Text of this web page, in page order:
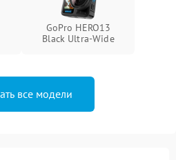
GoPro HERO13
Black Ultra‑Wide
все модели